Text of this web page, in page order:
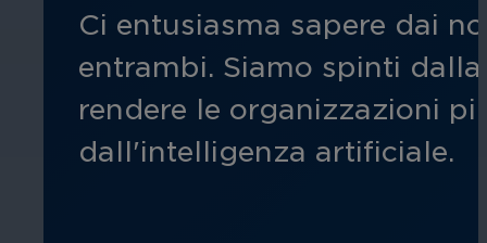
Ci entusiasma sapere dai
entrambi. Siamo spinti
rendere le organizzazioni
dall'intelligenza artificiale.